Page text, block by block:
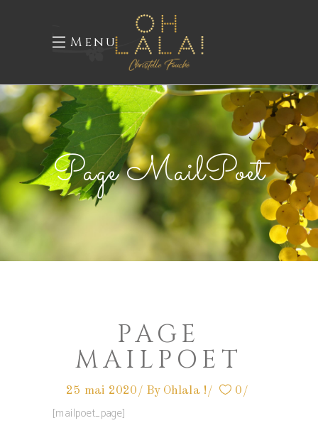
Menu
Page MailPoet
PAGE
MAILPOET
25 mai 2020 By Ohlala ! 0
[mailpoet_page]